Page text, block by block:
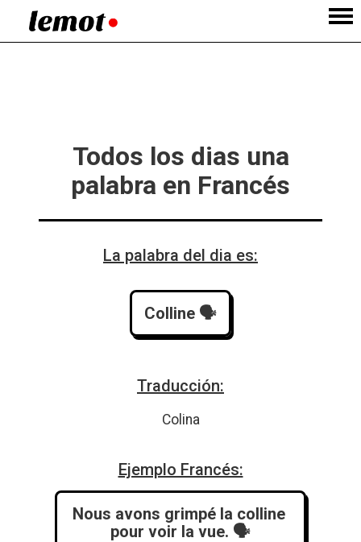
Todos los dias una
palabra en Francés
La palabra del dia es:
Colline 🗣️
Traducción:
Colina
Ejemplo Francés:
Nous avons grimpé la colline
pour voir la vue. 🗣️